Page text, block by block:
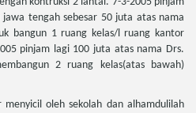
jawa tengah sebesar 50 juta atas nama
bangun 1 ruang kelas/l ruang kantor
pinjam lagi 100 juta atas nama Drs.
2 ruang kelas(atas bawah)
oleh sekolah dan alhamdulilah